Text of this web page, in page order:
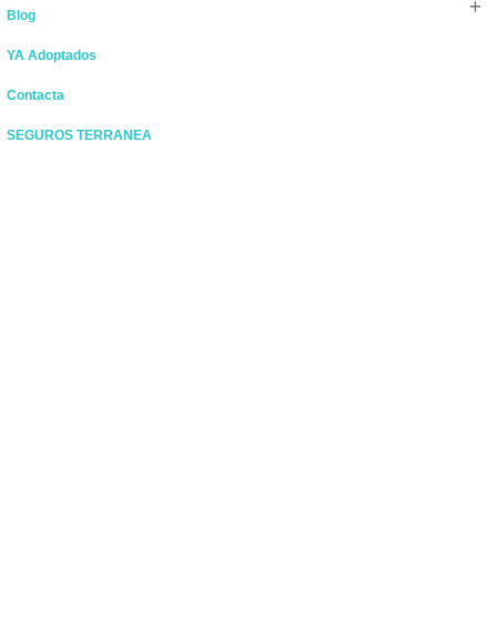
Blog
YA Adoptados
Contacta
SEGUROS TERRANEA